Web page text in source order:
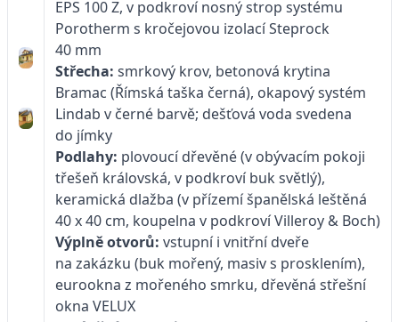
EPS 100 Z, v podkroví nosný strop systému
Porotherm s kročejovou izolací Steprock
40 mm
Střecha: smrkový krov, betonová krytina
Bramac (Římská taška černá), okapový systém
Lindab v černé barvě; dešťová voda svedena
do jímky
Podlahy: plovoucí dřevěné (v obývacím pokoji
třešeň královská, v podkroví buk světlý),
keramická dlažba (v přízemí španělská leštěná
40 x 40 cm, koupelna v podkroví Villeroy & Boch)
Výplně otvorů: vstupní i vnitřní dveře
na zakázku (buk mořený, masiv s prosklením),
eurookna z mořeného smrku, dřevěná střešní
okna VELUX